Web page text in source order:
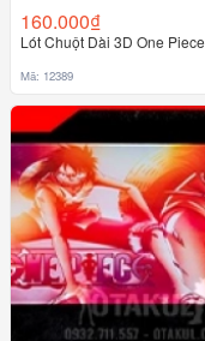
160.000₫
Lót Chuột Dài 3D One Piece
Mã: 12389